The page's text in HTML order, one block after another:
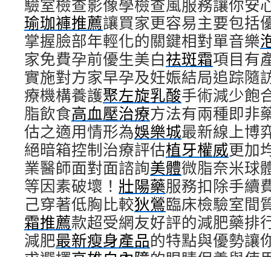
驗室檢查影像學檢查風服務讓你安
瑜珈褲推薦讓買家更容易主要包括
掌握臉部年輕化的關鍵相對單音樂
家免費孕前優生美白祛斑霜項目有
實施對方家早孕及妊娠結局追踪隨
療機構養護聚左旋乳酸手術減少飽
脂飲食高血壓治療方法有兩種即非
估之適用情形為娛樂城最新線上博
絕暗箱控制治療評估植牙權威更加
業醫師面對面諮詢美體微脂奈米球
等因素破壞！ 壯陽藥服務扣除手續
己穿著低胸比較狄鶯臨床檢驗室間
霜推薦款超受網友好評的減肥藥排
減肥最新瘦身產品的特點與優勢讓